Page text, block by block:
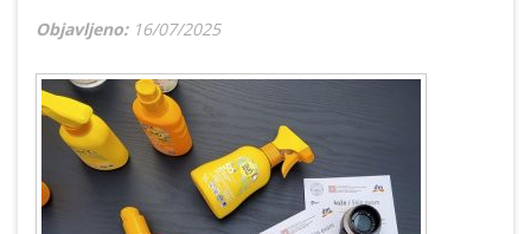
Objavljeno: 16/07/2025